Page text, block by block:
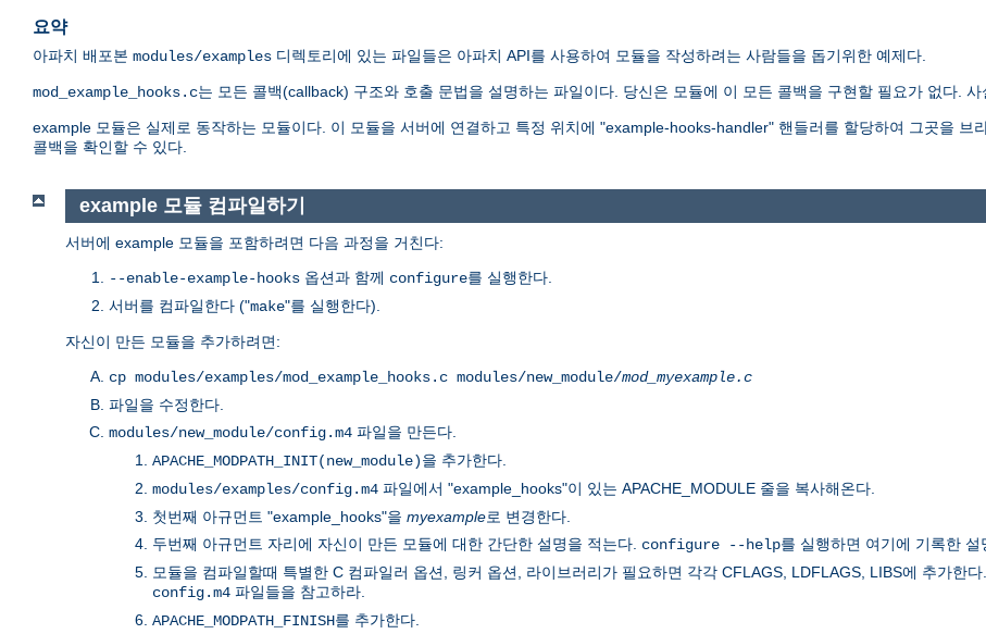
요약
아파치 배포본 modules/examples 디렉토리에 있는 파일들은 아파치 API를 사용하여 모듈을 작성하려는 사람들을 돕기위한 예제다.
mod_example_hooks.c는 모든 콜백(callback) 구조와 호출 문법을 설명하는 파일이다. 당신은 모듈에 이 모든 콜백을 구현할 필요가 없다. 사
example 모듈은 실제로 동작하는 모듈이다. 이 모듈을 서버에 연결하고 특정 위치에 "example-hooks-handler" 핸들러를 할당하여 그곳을 브
콜백을 확인할 수 있다.
example 모듈 컴파일하기
서버에 example 모듈을 포함하려면 다음 과정을 거친다:
--enable-example-hooks 옵션과 함께 configure를 실행한다.
서버를 컴파일한다 ("make"를 실행한다).
자신이 만든 모듈을 추가하려면:
cp modules/examples/mod_example_hooks.c modules/new_module/mod_myexample.c
파일을 수정한다.
modules/new_module/config.m4 파일을 만든다.
APACHE_MODPATH_INIT(new_module)을 추가한다.
modules/examples/config.m4 파일에서 "example_hooks"이 있는 APACHE_MODULE 줄을 복사해온다.
첫번째 아규먼트 "example_hooks"을 myexample로 변경한다.
두번째 아규먼트 자리에 자신이 만든 모듈에 대한 간단한 설명을 적는다. configure --help를 실행하면 여기에 기록한 설
모듈을 컴파일할때 특별한 C 컴파일러 옵션, 링커 옵션, 라이브러리가 필요하면 각각 CFLAGS, LDFLAGS, LIBS에 추가한
config.m4 파일들을 참고하라.
APACHE_MODPATH_FINISH를 추가한다.